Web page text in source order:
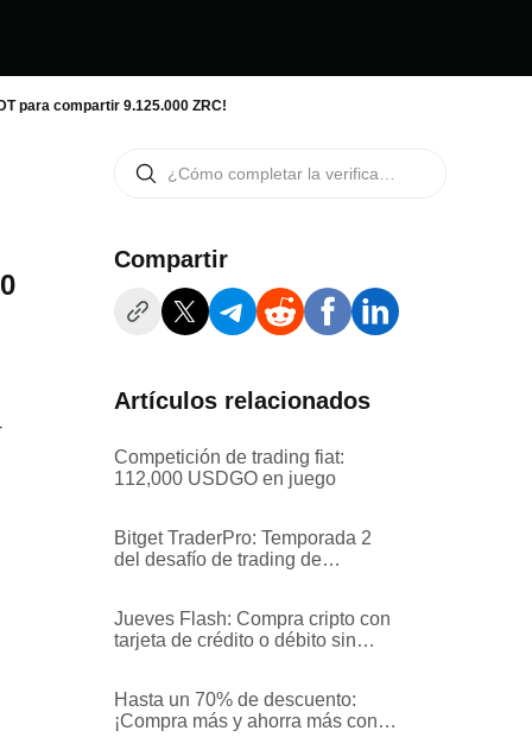
para compartir 9.125.000 ZRC!
Compartir
Artículos relacionados
Competición de trading fiat:
112,000 USDGO en juego
Bitget TraderPro: Temporada 2
del desafío de trading de
Jueves Flash: Compra cripto con
tarjeta de crédito o débito sin
Hasta un 70% de descuento:
¡Compra más y ahorra más con tu